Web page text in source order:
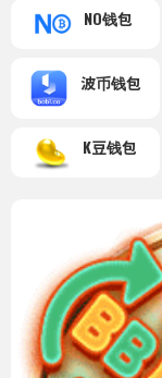
NO钱包
波币钱包
K豆钱包